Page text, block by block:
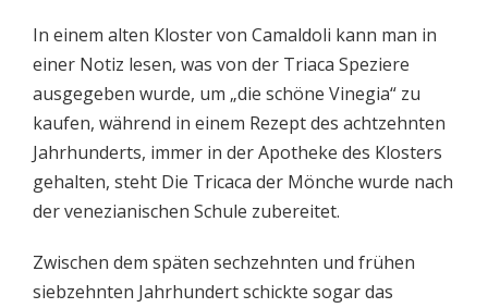
In einem alten Kloster von Camaldoli kann man in
einer Notiz lesen, was von der Triaca Speziere
ausgegeben wurde, um „die schöne Vinegia“ zu
kaufen, während in einem Rezept des achtzehnten
Jahrhunderts, immer in der Apotheke des Klosters
gehalten, steht Die Tricaca der Mönche wurde nach
der venezianischen Schule zubereitet.
Zwischen dem späten sechzehnten und frühen
siebzehnten Jahrhundert schickte sogar das